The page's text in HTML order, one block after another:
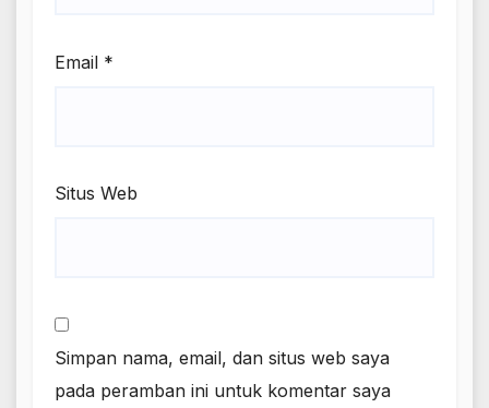
Email *
Situs Web
Simpan nama, email, dan situs web saya
pada peramban ini untuk komentar saya